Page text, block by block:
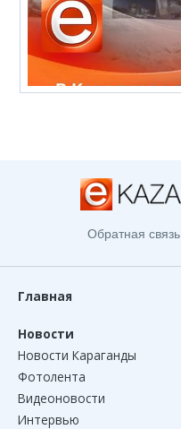
Обратная связь
Главная
Новости
Новости Караганды
Фотолента
Видеоновости
Интервью